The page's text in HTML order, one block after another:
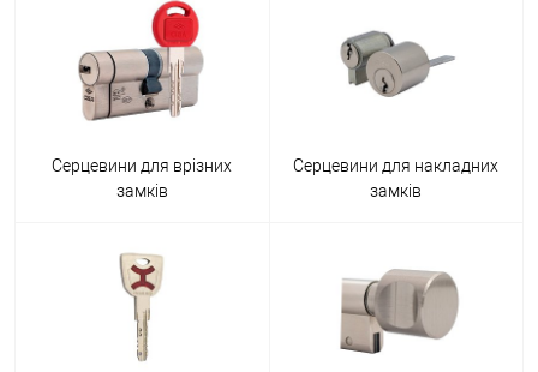
Серцевини для врізних
замків
Серцевини для накладних
замків